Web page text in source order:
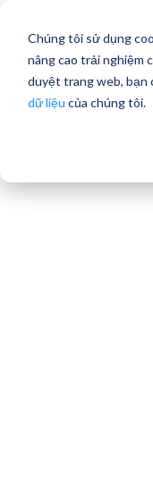
Chúng tôi sử dụng
nâng cao trải nghiệm
duyệt trang web, bạn
dữ liệu của chúng tôi.